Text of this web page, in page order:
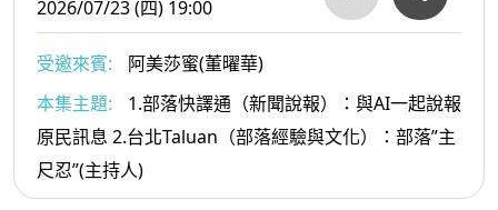
2026/07/23 (四) 19:00
受邀來賓:
阿美莎蜜(董曜華)
本集主題:
1.部落快譯通（新聞說報）：與AI一起說報
原民訊息 2.台北Taluan（部落經驗與文化）：部落”主
尺忍”(主持人)